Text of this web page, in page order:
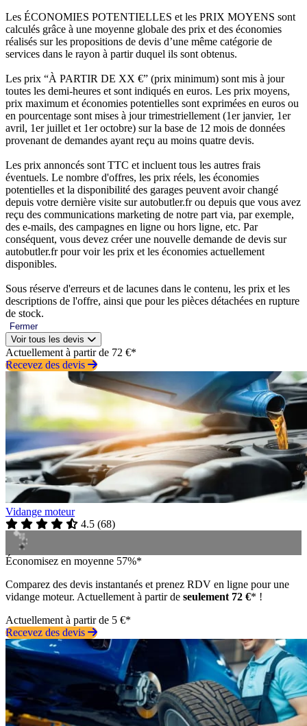
Les ÉCONOMIES POTENTIELLES et les PRIX MOYENS sont
calculés grâce à une moyenne globale des prix et des économies
réalisés sur les propositions de devis d’une même catégorie de
services dans le rayon à partir duquel ils sont obtenus.
Les prix “À PARTIR DE XX €” (prix minimum) sont mis à jour
toutes les demi-heures et sont indiqués en euros. Les prix moyens,
prix maximum et économies potentielles sont exprimées en euros ou
en pourcentage sont mises à jour trimestriellement (1er janvier, 1er
avril, 1er juillet et 1er octobre) sur la base de 12 mois de données
provenant de demandes ayant reçu au moins quatre devis.
Les prix annoncés sont TTC et incluent tous les autres frais
éventuels. Le nombre d'offres, les prix réels, les économies
potentielles et la disponibilité des garages peuvent avoir changé
depuis votre dernière visite sur autobutler.fr ou depuis que vous avez
reçu des communications marketing de notre part via, par exemple,
des e-mails, des campagnes en ligne ou hors ligne, etc. Par
conséquent, vous devez créer une nouvelle demande de devis sur
autobutler.fr pour voir les prix et les économies actuellement
disponibles.
Sous réserve d'erreurs et de lacunes dans le contenu, les prix et les
descriptions de l'offre, ainsi que pour les pièces détachées en rupture
de stock.
Fermer
Voir tous les devis
Actuellement à partir de 72 €*
Recevez des devis
Vidange moteur
4.5 (68)
Économisez en moyenne 57%*
Comparez des devis instantanés et prenez RDV en ligne pour une
vidange moteur. Actuellement à partir de seulement 72 €* !
Actuellement à partir de 5 €*
Recevez des devis